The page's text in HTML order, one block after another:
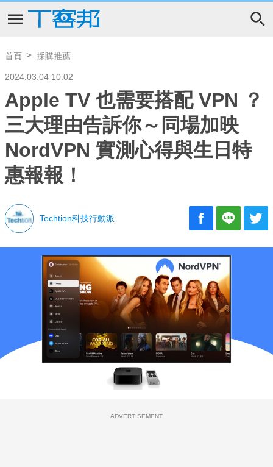
首頁 採購推薦
2024.03.04 10:02
Apple TV 也需要搭配 VPN ？
三大理由告訴你～同場加映
NordVPN 實測心得與生日特
惠報報！
Techtion科技行動派
ADVERTISEMENT